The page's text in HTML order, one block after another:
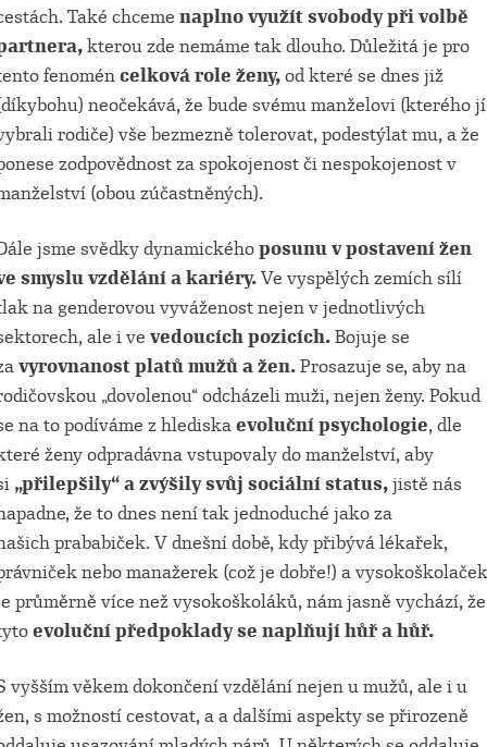
Také chceme naplno využít svobody při volbě
kterou zde nemáme tak dlouho. Důležitá je pro
fenoméncelková role ženy,od které se dnes již
neočekává, že bude svému manželovi (kterého jí
rodiče) vše bezmezně tolerovat, podestýlat mu, a že
zodpovědnost za spokojenost či nespokojenost v
(obou zúčastněných).
jsme svědky dynamickéhoposunu v postavení žen
smyslu vzdělání a kariéry.Ve vyspělých zemích sílí
na genderovou vyváženost nejen v jednotlivých
ale i ve vedoucích pozicích.Bojuje se
vyrovnanost platů mužů a žen.Prosazuje se, aby na
„dovolenou“ odcházeli muži, nejen ženy. Pokud
na to podíváme z hlediskaevoluční psychologie, dle
ženy odpradávna vstupovaly do manželství, aby
„přilepšily“ a zvýšily svůj sociální status,jistě nás
že to dnes není tak jednoduché jako za
prababiček. V dnešní době, kdy přibývá lékařek,
nebo manažerek (což je dobře!) a vysokoškolaček
průměrně více než vysokoškoláků, nám jasně vychází, že
evoluční předpoklady se naplňují hůř a hůř.
vyšším věkem dokončení vzdělání nejen u mužů, ale i u
s možností cestovat, a a dalšími aspekty se přirozeně